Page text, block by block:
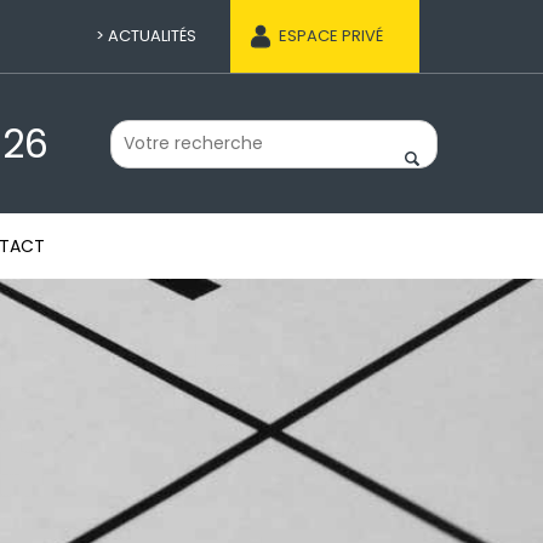
ACTUALITÉS ESPACE PRIVÉ